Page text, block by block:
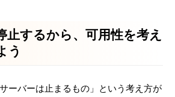
止するから、可用性を考え
う
ーバーは止まるもの」という考え方が